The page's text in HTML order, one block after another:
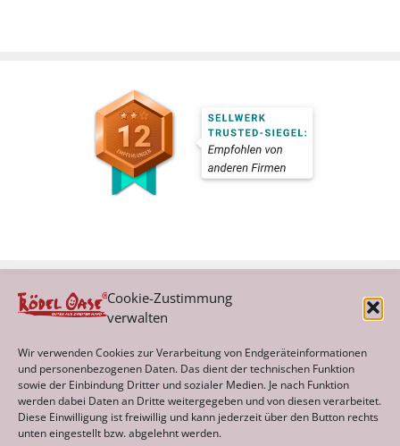
Cookie-Zustimmung
verwalten
Wir verwenden Cookies zur Verarbeitung von Endgeräteinformationen
und personenbezogenen Daten. Das dient der technischen Funktion
sowie der Einbindung Dritter und sozialer Medien. Je nach Funktion
werden dabei Daten an Dritte weitergegeben und von diesen verarbeitet.
Diese Einwilligung ist freiwillig und kann jederzeit über den Button rechts
unten eingestellt bzw. abgelehnt werden.
Archiv